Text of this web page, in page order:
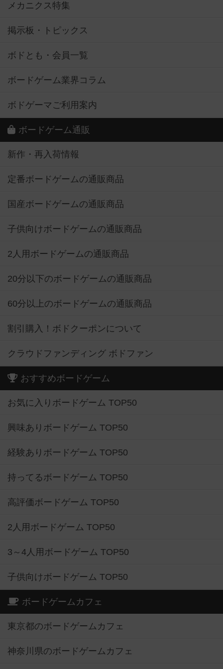
メカニクス特集
掲示板・トピックス
ボドとも・会員一覧
ボードゲーム業界コラム
ボドゲーマご利用案内
ボードゲーム通販
新作・再入荷情報
定番ボードゲームの通販商品
国産ボードゲームの通販商品
子供向けボードゲームの通販商品
2人用ボードゲームの通販商品
20分以下のボードゲームの通販商品
60分以上のボードゲームの通販商品
割引購入！ボドクーポンについて
クラウドファンディング ボドファン
おすすめボードゲーム
お気に入りボードゲーム TOP50
興味ありボードゲーム TOP50
経験ありボードゲーム TOP50
持ってるボードゲーム TOP50
高評価ボードゲーム TOP50
2人用ボードゲーム TOP50
3～4人用ボードゲーム TOP50
子供向けボードゲーム TOP50
ボードゲームカフェ
東京都のボードゲームカフェ
神奈川県のボードゲームカフェ